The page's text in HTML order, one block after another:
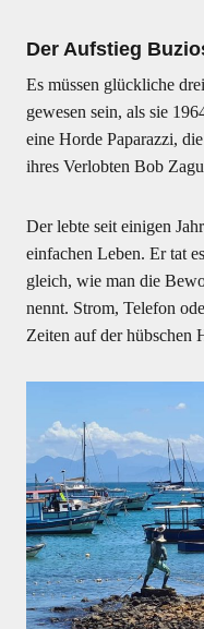
Der Aufstieg
Es müssen glückliche
gewesen sein, als sie
eine Horde Paparazzi,
ihres Verlobten Bob
Der lebte seit einigen
einfachen Leben. Er tat
gleich, wie man die
nennt. Strom, Telefon
Zeiten auf der hübschen